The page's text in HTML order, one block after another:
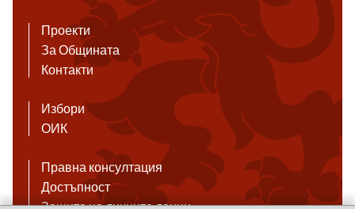
Проекти
За Общината
Контакти
Избори
ОИК
Правна консултация
Достъпност